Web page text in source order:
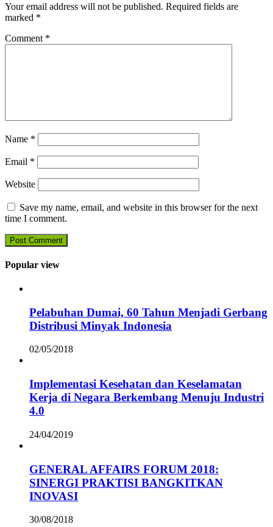
Your email address will not be published. Required fields are
marked *
Comment *
Name *
Email *
Website
Save my name, email, and website in this browser for the next
time I comment.
Popular view
Pelabuhan Dumai, 60 Tahun Menjadi Gerbang
Distribusi Minyak Indonesia
02/05/2018
Implementasi Kesehatan dan Keselamatan
Kerja di Negara Berkembang Menuju Industri
4.0
24/04/2019
GENERAL AFFAIRS FORUM 2018:
SINERGI PRAKTISI BANGKITKAN
INOVASI
30/08/2018